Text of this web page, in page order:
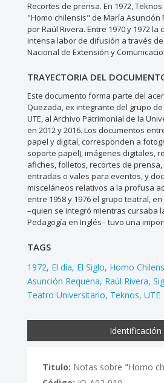
Recortes de prensa. En 1972,
"Homo chilensis" de María Asunción
por Raúl Rivera. Entre 1970 y 1972
intensa labor de difusión a través
Nacional de Extensión y
TRAYECTORIA DEL
Este documento forma parte del
Quezada, ex integrante del grupo
UTE, al Archivo Patrimonial de la
en 2012 y 2016. Los documentos
papel y digital, corresponden a
soporte papel), imágenes digitales,
afiches, folletos, recortes de
entradas o vales para eventos, y
misceláneos relativos a la profusa
entre 1958 y 1976 el grupo teatral,
–quien se integró mientras cursaba
Pedagogía en Inglés– tuvo una
TAGS
1972 El día El Siglo Homo
Asunción Requena Raúl Rivera
Teatro Universitario Teknos UTE
Identificación
Titulo: Notas sobre "Homo